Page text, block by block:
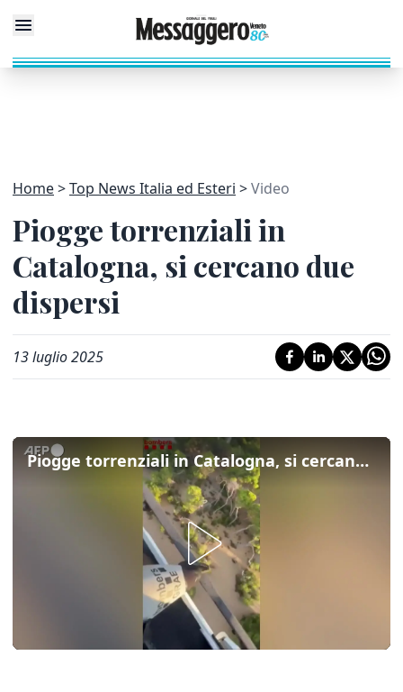
Home Top News Italia ed Esteri Video
Piogge torrenziali in
Catalogna, si cercano due
dispersi
13 luglio 2025
Piogge torrenziali in Catalogna, si cercano due dispersi